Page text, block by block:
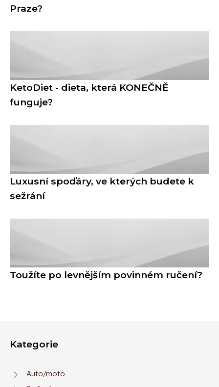
Praze?
KetoDiet - dieta, která KONEČNĚ
funguje?
Luxusní spoďáry, ve kterých budete k
sežrání
Toužíte po levnějším povinném ručení?
Kategorie
Auto/moto